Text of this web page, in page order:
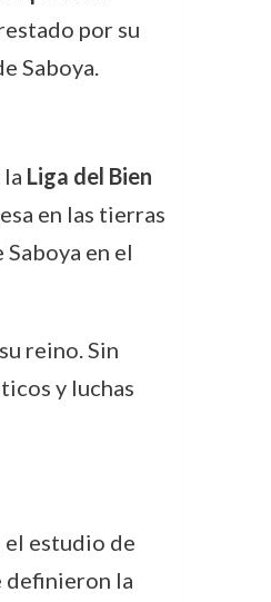
por su
Saboya.
Liga del Bien
en las tierras
en el
reino. Sin
y luchas
el estudio de
definieron la